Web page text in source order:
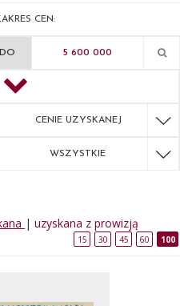
CEN:
DO
CENIE UZYSKANEJ
WSZYSTKIE
| uzyskana z prowizją
15 30 45 60 100